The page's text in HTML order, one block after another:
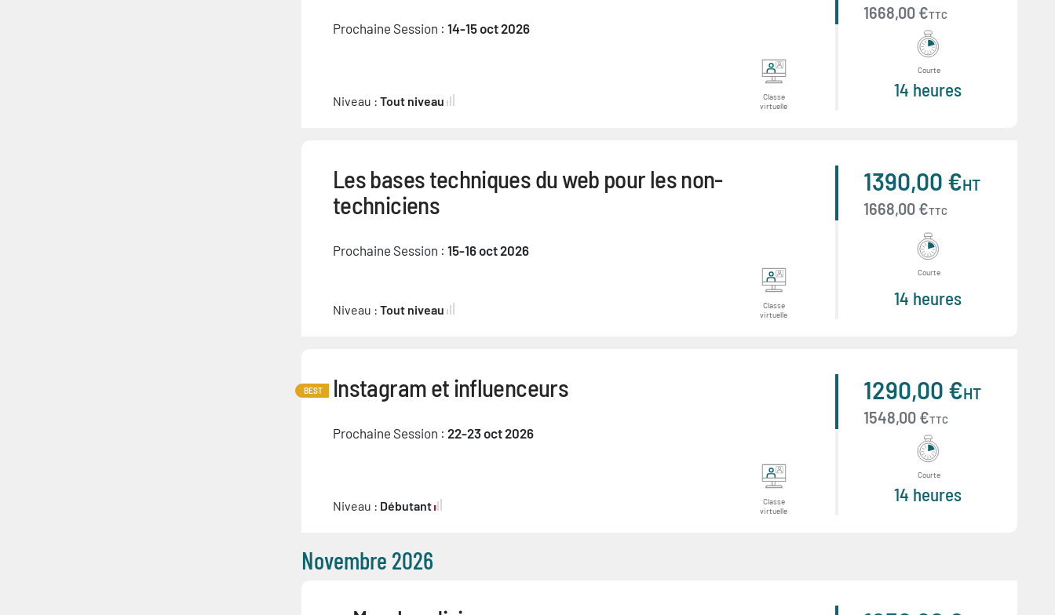
Prochaine Session : 14-15 oct 2026
Niveau : Tout niveau
Classe
virtuelle
1668,00 €TTC
Courte
14 heures
Les bases techniques du web pour les non-
techniciens
Prochaine Session : 15-16 oct 2026
Niveau : Tout niveau
Classe
virtuelle
1390,00 €HT
1668,00 €TTC
Courte
14 heures
BEST Instagram et influenceurs
Prochaine Session : 22-23 oct 2026
Niveau : Débutant
Classe
virtuelle
1290,00 €HT
1548,00 €TTC
Courte
14 heures
Novembre 2026